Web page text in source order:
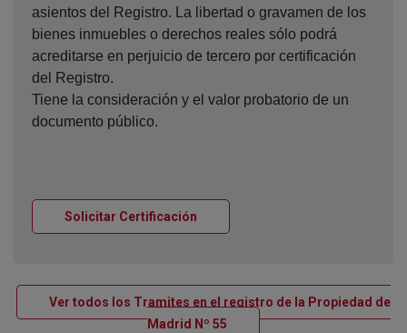
asientos del Registro. La libertad o gravamen de los
bienes inmuebles o derechos reales sólo podrá
acreditarse en perjuicio de tercero por certificación
del Registro.
Tiene la consideración y el valor probatorio de un
documento público.
Solicitar Certificación
Ver todos los Tramites en el registro de la Propiedad de
Madrid Nº 55 Ventana nueva